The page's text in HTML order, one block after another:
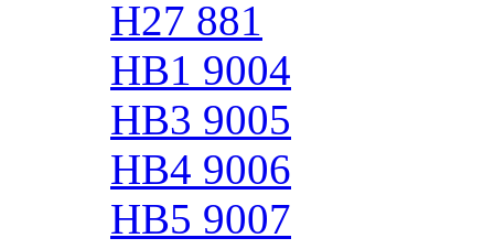
H27 881
HB1 9004
HB3 9005
HB4 9006
HB5 9007